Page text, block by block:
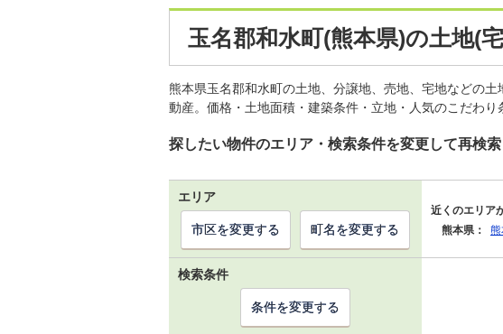
玉名郡和水町(熊本県)の土地(
熊本県玉名郡和水町の土地、分譲地、売地、宅地などの
動産。価格・土地面積・建築条件・立地・人気のこだわ
探したい物件のエリア・検索条件を変更して再検索
エリア
近くのエリア
熊本県：
熊
市区を変更する 町名を変更する
検索条件
条件を変更する